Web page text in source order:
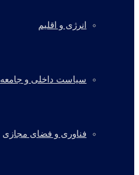
انرژی و اقلیم
سیاست داخلی و جامعه
فناوری و فضای مجازی